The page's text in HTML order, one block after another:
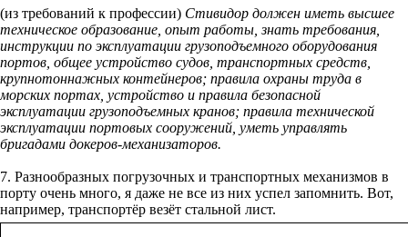
(из требований к профессии) Стивидор должен иметь высшее
техническое образование, опыт работы, знать требования,
инструкции по эксплуатации грузоподъемного оборудования
портов, общее устройство судов, транспортных средств,
крупнотоннажных контейнеров; правила охраны труда в
морских портах, устройство и правила безопасной
эксплуатации грузоподъемных кранов; правила технической
эксплуатации портовых сооружений, уметь управлять
бригадами докеров-механизаторов.
7. Разнообразных погрузочных и транспортных механизмов в
порту очень много, я даже не все из них успел запомнить. Вот,
например, транспортёр везёт стальной лист.